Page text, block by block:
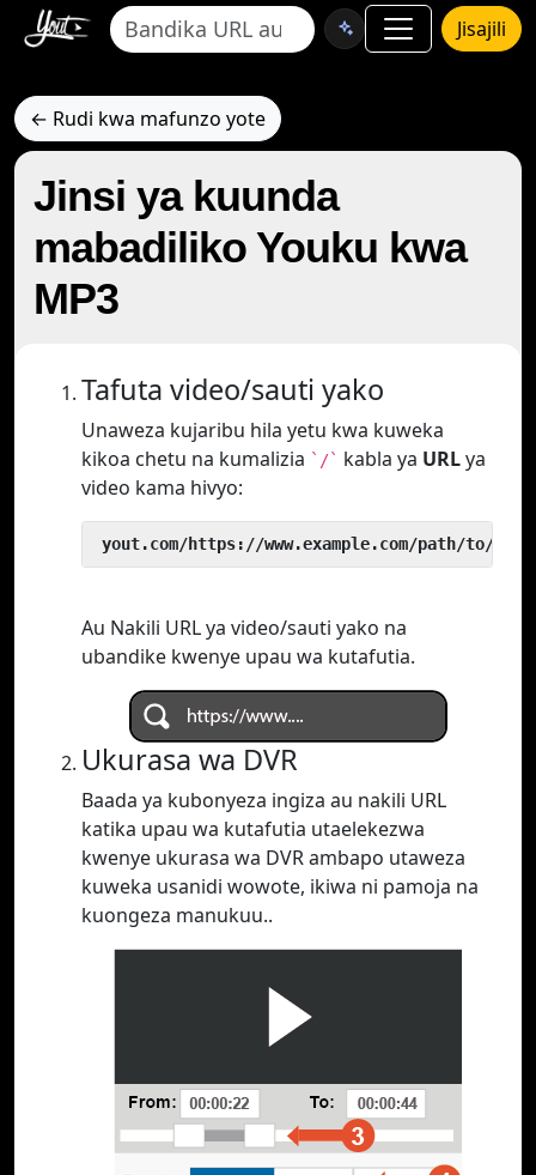
Jisajili
← Rudi kwa mafunzo yote
Jinsi ya kuunda
mabadiliko Youku kwa
MP3
Tafuta video/sauti yako
Unaweza kujaribu hila yetu kwa kuweka
kikoa chetu na kumalizia `/` kabla ya URLya
video kama hivyo:
yout.com/https://www.example.com/path/to/
Au Nakili URL ya video/sauti yako na
ubandike kwenye upau wa kutafutia.
Ukurasa wa DVR
Baada ya kubonyeza ingiza au nakili URL
katika upau wa kutafutia utaelekezwa
kwenye ukurasa wa DVR ambapo utaweza
kuweka usanidi wowote, ikiwa ni pamoja na
kuongeza manukuu..